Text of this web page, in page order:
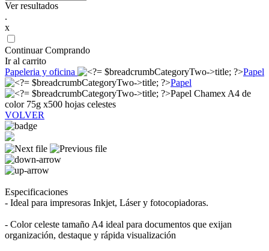
Ver resultados
.
x
Continuar Comprando
Ir al carrito
Papeleria y oficina
Papel
Papel
Papel Chamex A4 de
color 75g x500 hojas celestes
VOLVER
Especificaciones
- Ideal para impresoras Inkjet, Láser y fotocopiadoras.
- Color celeste tamaño A4 ideal para documentos que exijan
organización, destaque y rápida visualización